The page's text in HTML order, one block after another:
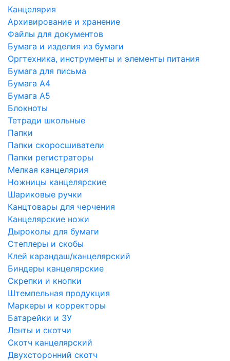
Канцелярия
Архивирование и хранение
Файлы для документов
Бумага и изделия из бумаги
Оргтехника, инструменты и элементы питания
Бумага для письма
Бумага А4
Бумага А5
Блокноты
Тетради школьные
Папки
Папки скоросшиватели
Папки регистраторы
Мелкая канцелярия
Ножницы канцелярские
Шариковые ручки
Канцтовары для черчения
Канцелярские ножи
Дыроколы для бумаги
Степлеры и скобы
Клей карандаш/канцелярский
Биндеры канцелярские
Скрепки и кнопки
Штемпельная продукция
Маркеры и корректоры
Батарейки и ЗУ
Ленты и скотчи
Скотч канцелярский
Двухсторонний скотч